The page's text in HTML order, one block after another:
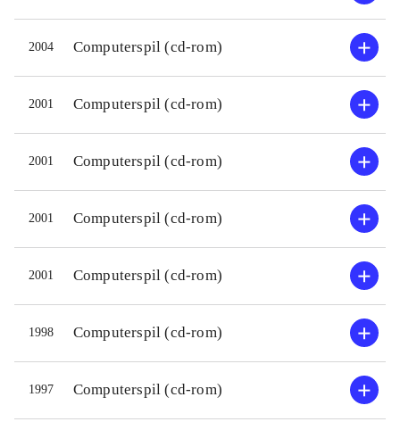
2004 Computerspil (cd-rom)
2001 Computerspil (cd-rom)
2001 Computerspil (cd-rom)
2001 Computerspil (cd-rom)
2001 Computerspil (cd-rom)
1998 Computerspil (cd-rom)
1997 Computerspil (cd-rom)